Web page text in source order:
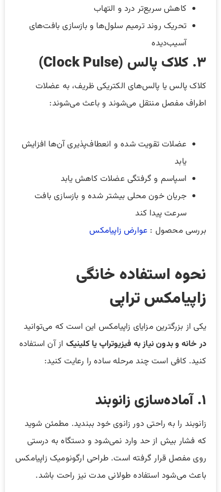
کاهش سریع‌تر درد و التهاب
تحریک روند ترمیم سلول‌ها و بازسازی بافت‌های
آسیب‌دیده
۳. کلاک پالس (Clock Pulse)
کلاک پالس یا پالس‌های الکتریکی ظریف، به عضلات
اطراف مفصل منتقل می‌شوند و باعث می‌شوند:
عضلات تقویت شده و انعطاف‌پذیری آن‌ها افزایش
یابد
اسپاسم و گرفتگی عضلات کاهش یابد
جریان خون محلی بیشتر شده و بازسازی بافت
سرعت پیدا کند
بررسی محصول : عوارض زاپیامکس
نحوه استفاده خانگی
زاپیامکس تراپی
یکی از بزرگترین مزایای زاپیامکس این است که می‌توانید
در خانه و بدون نیاز به فیزیوتراپ یا کلینیک از آن استفاده
کنید. کافی است چند مرحله ساده را رعایت کنید:
۱. آماده‌سازی زانوبند
زانوبند را به راحتی دور زانوی خود ببندید. مطمئن شوید
که فشار بیش از حد وارد نمی‌شود و دستگاه به درستی
روی مفصل قرار گرفته است. طراحی ارگونومیک زاپیامکس
باعث می‌شود استفاده طولانی مدت نیز راحت باشد.